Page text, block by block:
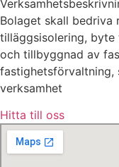
Bolaget skall bedriva
tilläggsisolering, byte
och tillbyggnad av
fastighetsförvaltning,
verksamhet
Hitta till oss